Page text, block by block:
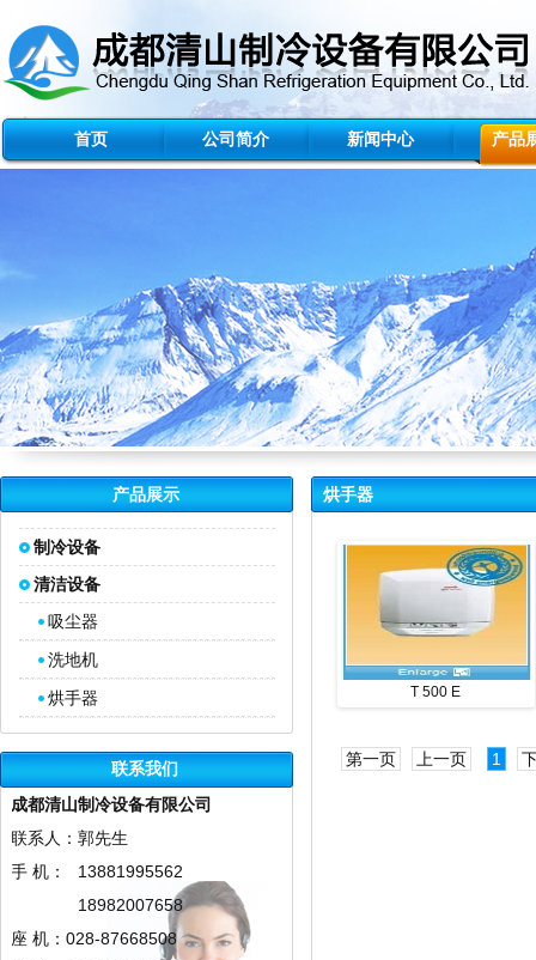
首页 公司简介 新闻中心 产品
产品展示
制冷设备
清洁设备
吸尘器
洗地机
烘手器
联系我们
成都清山制冷设备有限公司
联系人：郭先生
手 机：
13881995562
18982007658
座 机：028-87668508
烘手器
T 500 E
第一页 上一页 1